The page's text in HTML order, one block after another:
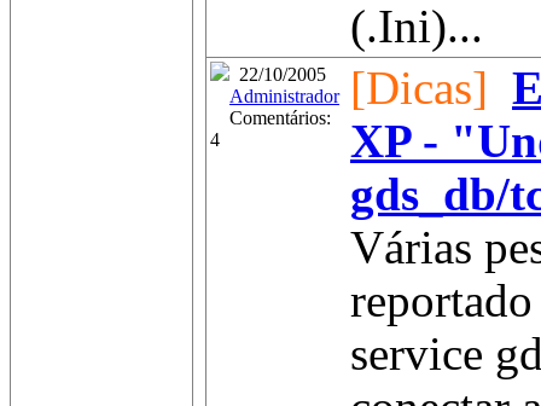
(.Ini)...
22/10/2005
Administrador
Comentários:
4
[Dicas]
XP -
gds_db/
Várias
service